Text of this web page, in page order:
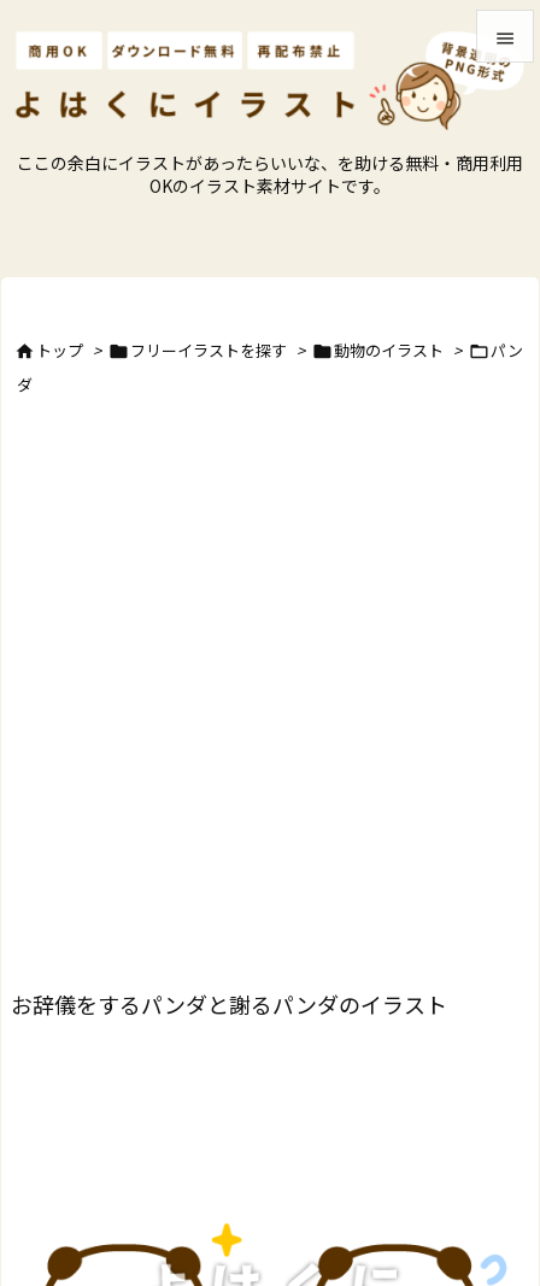
ここの余白にイラストがあったらいいな、を助ける無料・商用利用
OKのイラスト素材サイトです。





 トップ > フリーイラストを探す > 動物のイラスト > パン
ダ
お辞儀をするパンダと謝るパンダのイラスト